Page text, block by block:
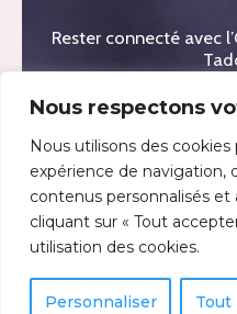
Nous respectons
Nous utilisons des
expérience de navigation,
contenus personnalisés et
cliquant sur « Tout
utilisation des cookies.
Personnaliser Tout
Rester connecté avec